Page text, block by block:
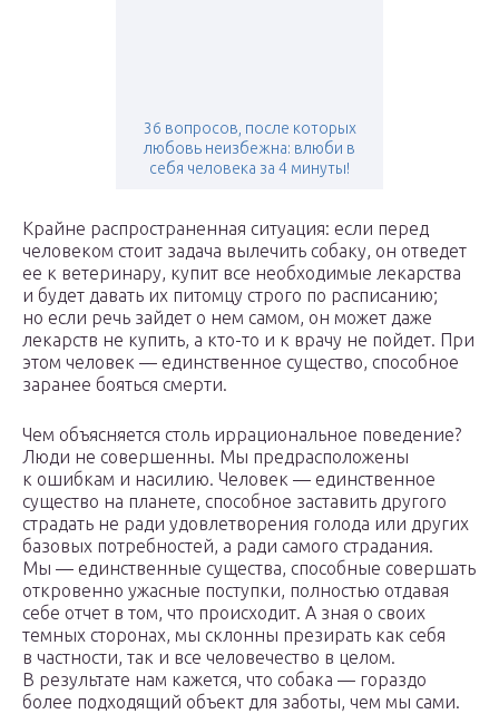
36 вопросов, после которых
любовь неизбежна: влюби в
себя человека за 4 минуты!
Крайне распространенная ситуация: если перед
человеком стоит задача вылечить собаку, он отведет
ее к ветеринару, купит все необходимые лекарства
и будет давать их питомцу строго по расписанию;
но если речь зайдет о нем самом, он может даже
лекарств не купить, а кто-то и к врачу не пойдет. При
этом человек — единственное существо, способное
заранее бояться смерти.
Чем объясняется столь иррацио­нальное поведение?
Люди не совершенны. Мы предрас­положены
к ошибкам и насилию. Человек — единственное
существо на планете, способное заставить другого
страдать не ради удовлетворения голода или других
базовых потребностей, а ради самого страдания.
Мы — единственные существа, способные совершать
откровенно ужасные поступки, полностью отдавая
себе отчет в том, что происходит. А зная о своих
темных сторонах, мы склонны презирать как себя
в частности, так и все человечество в целом.
В результате нам кажется, что собака — гораздо
более подходящий объект для заботы, чем мы сами.